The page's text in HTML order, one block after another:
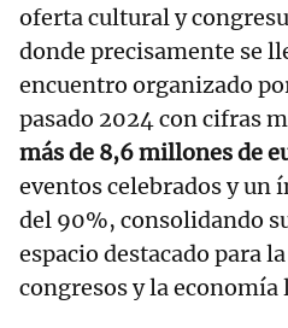
oferta cultural y
donde precisamente se
encuentro organizado
pasado 2024 con cifras
más de 8,6 millones de
eventos celebrados y un
del 90%, consolidando
espacio destacado para
congresos y la economía